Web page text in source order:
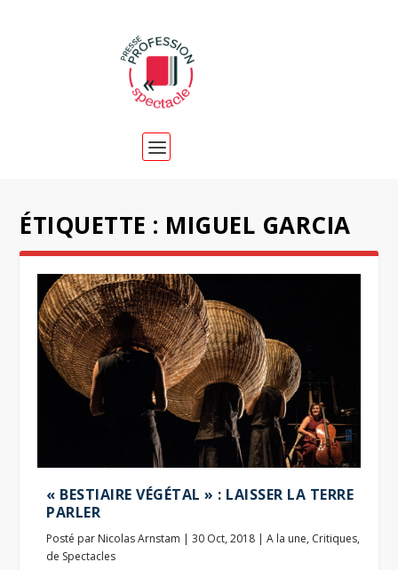
ÉTIQUETTE : MIGUEL GARCIA
« BESTIAIRE VÉGÉTAL » : LAISSER LA TERRE
PARLER
Posté par Nicolas Arnstam |30 Oct, 2018 |A la une, Critiques,
de Spectacles